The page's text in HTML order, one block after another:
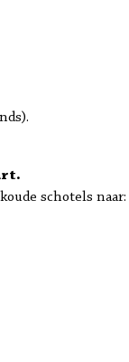
schotels naar: